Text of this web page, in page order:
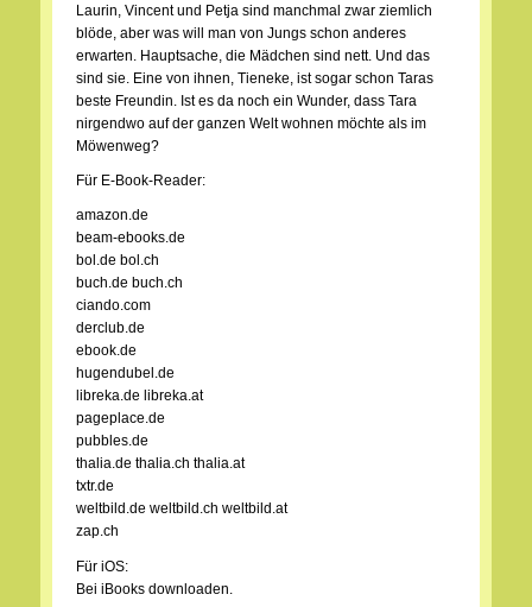
Laurin, Vincent und Petja sind manchmal zwar ziemlich
blöde, aber was will man von Jungs schon anderes
erwarten. Hauptsache, die Mädchen sind nett. Und das
sind sie. Eine von ihnen, Tieneke, ist sogar schon Taras
beste Freundin. Ist es da noch ein Wunder, dass Tara
nirgendwo auf der ganzen Welt wohnen möchte als im
Möwenweg?
Für E-Book-Reader:
amazon.de
beam-ebooks.de
bol.de bol.ch
buch.de buch.ch
ciando.com
derclub.de
ebook.de
hugendubel.de
libreka.de libreka.at
pageplace.de
pubbles.de
thalia.de thalia.ch thalia.at
txtr.de
weltbild.de weltbild.ch weltbild.at
zap.ch
Für iOS:
Bei iBooks downloaden.